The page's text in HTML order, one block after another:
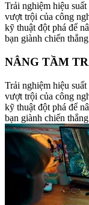
Trải nghiệm hiệu
vượt trội của công
kỹ thuật đột phá để
bạn giành chiến
NÂNG TẦM
Trải nghiệm hiệu
vượt trội của công
kỹ thuật đột phá để
bạn giành chiến